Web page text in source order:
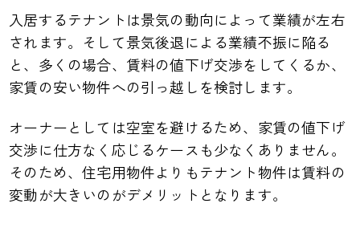
入居するテナントは景気の動向によって業績が左右
されます。そして景気後退による業績不振に陥る
と、多くの場合、賃料の値下げ交渉をしてくるか、
家賃の安い物件への引っ越しを検討します。
オーナーとしては空室を避けるため、家賃の値下げ
交渉に仕方なく応じるケースも少なくありません。
そのため、住宅用物件よりもテナント物件は賃料の
変動が大きいのがデメリットとなります。